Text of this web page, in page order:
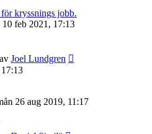
kryssnings jobb.
10 feb 2021, 17:13
av Joel Lundgren
26 aug 2019, 11:17